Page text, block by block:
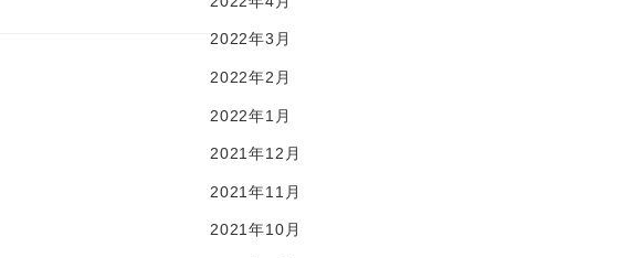
2022年3月
2022年2月
2022年1月
2021年12月
2021年11月
2021年10月